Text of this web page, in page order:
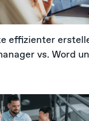
effizienter
vs. Word